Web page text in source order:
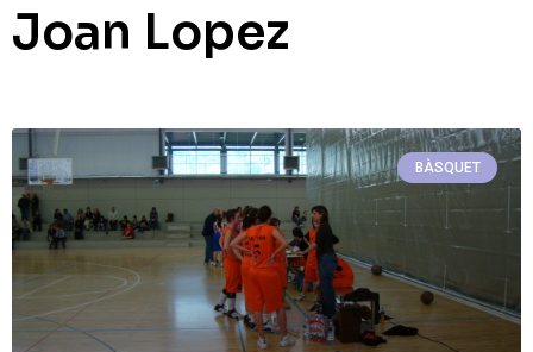
Joan Lopez
BÀSQUET